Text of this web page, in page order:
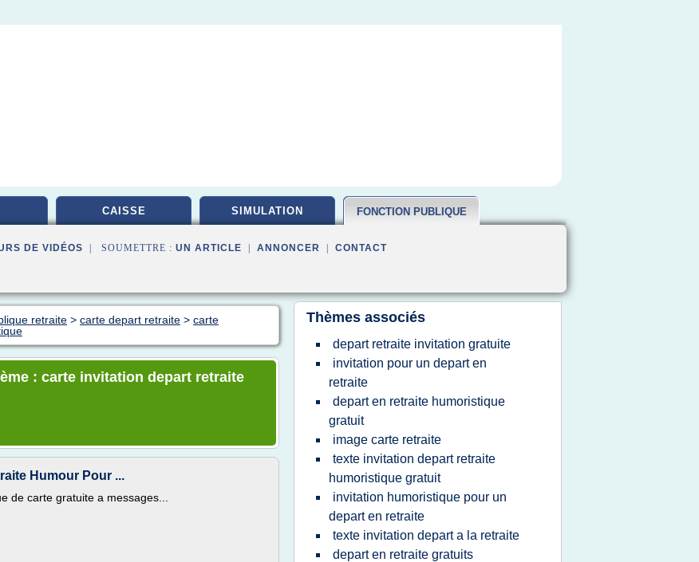
CAISSE SIMULATION FONCTION PUBLIQUE
DE VIDÉOS | SOUMETTRE : UN ARTICLE ANNONCER CONTACT
retraite > carte depart retraite > carte
: carte invitation depart retraite
Humour Pour ...
de carte gratuite a messages...
Thèmes associés
depart retraite invitation gratuite
invitation pour un depart en
retraite
depart en retraite humoristique
gratuit
image carte retraite
texte invitation depart retraite
humoristique gratuit
invitation humoristique pour un
depart en retraite
texte invitation depart a la retraite
depart en retraite gratuits